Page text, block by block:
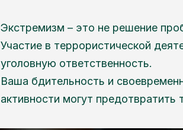
Экстремизм – это не решение
Участие в террористической
уголовную ответственность.
Ваша бдительность и
активности могут предотвратить